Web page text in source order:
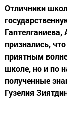
Отличники
признались,
приятным
школе, но и по
полученные
Гузелия